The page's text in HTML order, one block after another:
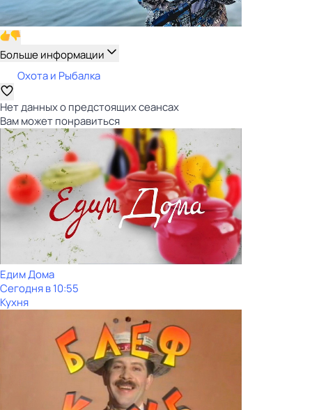
Больше информации
Охота и Рыбалка
Нет данных о предстоящих сеансах
Вам может понравиться
Едим Дома
Сегодня в 10:55
Кухня